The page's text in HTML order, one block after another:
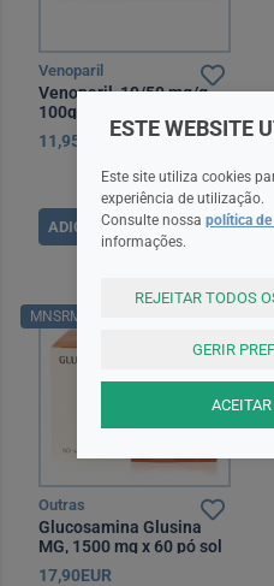
Venoparil
Venoparil, 10/50 mg/g-
100g x 1 gel bisnaga
11,95EUR
ADICIONAR
MNSRM
Outras
Glucosamina Glusina
MG, 1500 mg x 60 pó sol
oral saq
17,90EUR
ESTE WEBSITE
Este site utiliza cookies
experiência de utilização.
Consulte nossa política
informações.
REJEITAR TODOS
GERIR